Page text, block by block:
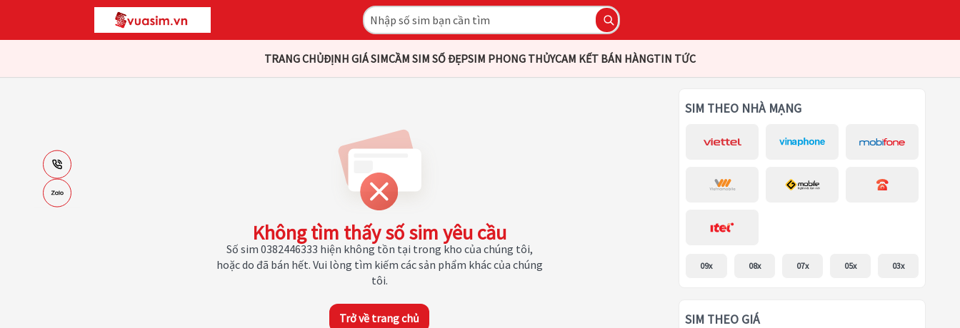
TRANG CHỦĐỊNH GIÁ SIMCẦM SIM SỐ ĐẸPSIM PHONG THỦYCAM KẾT BÁN HÀNGTIN TỨC
Không tìm thấy số sim yêu cầu
Số sim 0382446333 hiện không tồn tại trong kho của chúng tôi,
hoặc do đã bán hết. Vui lòng tìm kiếm các sản phẩm khác của chúng
tôi.
Trở về trang chủ
SIM THEO NHÀ MẠNG
09x 08x 07x 05x 03x
SIM THEO GIÁ